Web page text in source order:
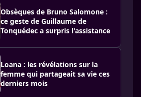
Obsèques de Bruno Salomone :
ce geste de Guillaume de
Tonquédec a surpris l'assistance
Loana : les révélations sur la
femme qui partageait sa vie ces
derniers mois